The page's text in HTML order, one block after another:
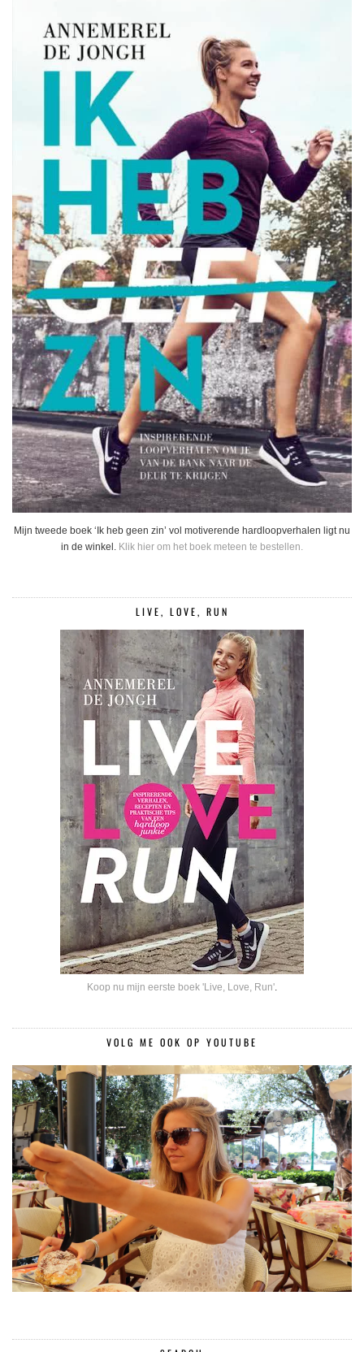
Mijn tweede boek ‘Ik heb geen zin’ vol motiverende hardloopverhalen ligt nu
in de winkel. Klik hier om het boek meteen te bestellen.
LIVE, LOVE, RUN
Koop nu mijn eerste boek 'Live, Love, Run'.
VOLG ME OOK OP YOUTUBE